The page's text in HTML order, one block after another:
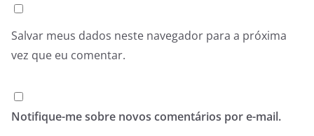
Salvar meus dados neste navegador para a próxima
vez que eu comentar.
Notifique-me sobre novos comentários por e-mail.